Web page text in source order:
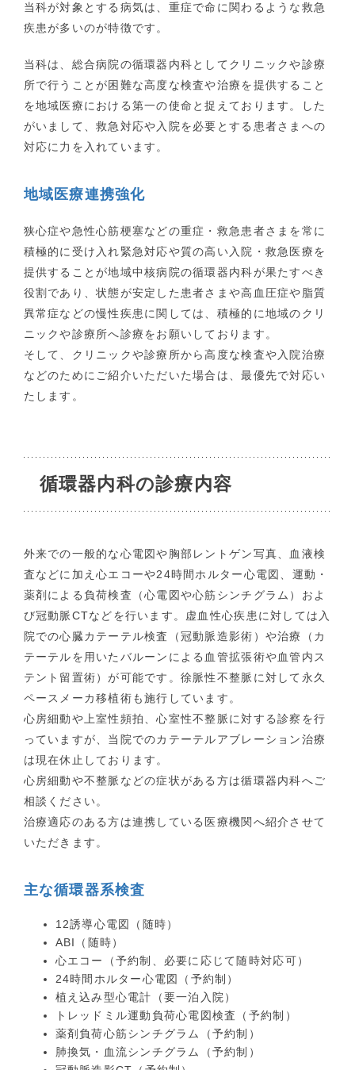
当科が対象とする病気は、重症で命に関わるような救急
疾患が多いのが特徴です。
当科は、総合病院の循環器内科としてクリニックや診療
所で行うことが困難な高度な検査や治療を提供すること
を地域医療における第一の使命と捉えております。した
がいまして、救急対応や入院を必要とする患者さまへの
対応に力を入れています。
地域医療連携強化
狭心症や急性心筋梗塞などの重症・救急患者さまを常に
積極的に受け入れ緊急対応や質の高い入院・救急医療を
提供することが地域中核病院の循環器内科が果たすべき
役割であり、状態が安定した患者さまや高血圧症や脂質
異常症などの慢性疾患に関しては、積極的に地域のクリ
ニックや診療所へ診療をお願いしております。
そして、クリニックや診療所から高度な検査や入院治療
などのためにご紹介いただいた場合は、最優先で対応い
たします。
循環器内科の診療内容
外来での一般的な心電図や胸部レントゲン写真、血液検
査などに加え心エコーや24時間ホルター心電図、運動・
薬剤による負荷検査（心電図や心筋シンチグラム）およ
び冠動脈CTなどを行います。虚血性心疾患に対しては入
院での心臓カテーテル検査（冠動脈造影術）や治療（カ
テーテルを用いたバルーンによる血管拡張術や血管内ス
テント留置術）が可能です。徐脈性不整脈に対して永久
ペースメーカ移植術も施行しています。
心房細動や上室性頻拍、心室性不整脈に対する診察を行
っていますが、当院でのカテーテルアブレーション治療
は現在休止しております。
心房細動や不整脈などの症状がある方は循環器内科へご
相談ください。
治療適応のある方は連携している医療機関へ紹介させて
いただきます。
主な循環器系検査
12誘導心電図（随時）
ABI（随時）
心エコー（予約制、必要に応じて随時対応可）
24時間ホルター心電図（予約制）
植え込み型心電計（要一泊入院）
トレッドミル運動負荷心電図検査（予約制）
薬剤負荷心筋シンチグラム（予約制）
肺換気・血流シンチグラム（予約制）